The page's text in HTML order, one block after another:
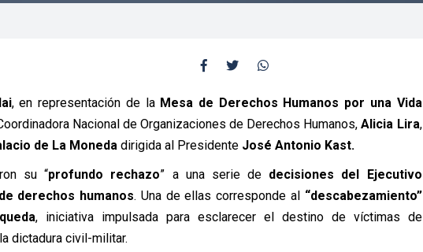
, en representación de la Mesa de Derechos Humanos por una Vida
Nacional de Organizaciones de Derechos Humanos,Alicia Lira,
de La Monedadirigida al Presidente José Antonio Kast.
su “profundo rechazo” a una serie de decisiones del Ejecutivo
derechos humanos. Una de ellas corresponde al “descabezamiento”
, iniciativa impulsada para esclarecer el destino de víctimas de
dictadura civil-militar.